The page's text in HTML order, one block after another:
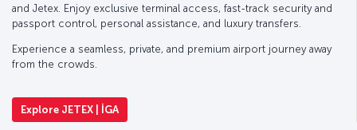
and Jetex. Enjoy exclusive terminal access, fast-track security and
passport control, personal assistance, and luxury transfers.
Experience a seamless, private, and premium airport journey away
from the crowds.
Explore JETEX | İGA